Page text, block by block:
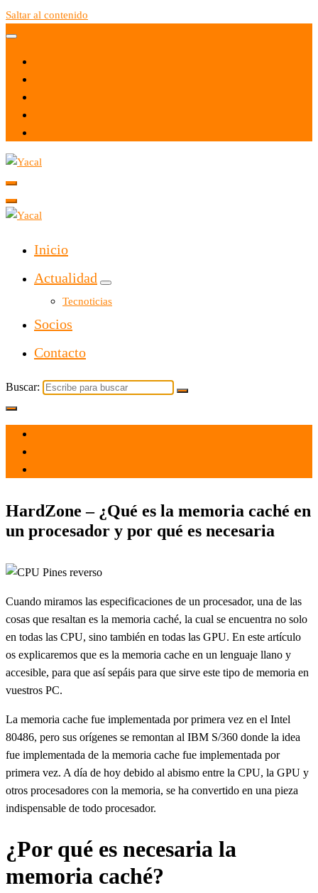
Saltar al contenido
Yacal micro hosting
Inicio
Actualidad
Tecnoticias
Socios
Contacto
Buscar:
HardZone – ¿Qué es la memoria caché en
un procesador y por qué es necesaria
Cuando miramos las especificaciones de un procesador, una de las
cosas que resaltan es la memoria caché, la cual se encuentra no solo
en todas las CPU, sino también en todas las GPU. En este artículo
os explicaremos que es la memoria cache en un lenguaje llano y
accesible, para que así sepáis para que sirve este tipo de memoria en
vuestros PC.
La memoria cache fue implementada por primera vez en el Intel
80486, pero sus orígenes se remontan al IBM S/360 donde la idea
fue implementada de la memoria cache fue implementada por
primera vez. A día de hoy debido al abismo entre la CPU, la GPU y
otros procesadores con la memoria, se ha convertido en una pieza
indispensable de todo procesador.
¿Por qué es necesaria la
memoria caché?